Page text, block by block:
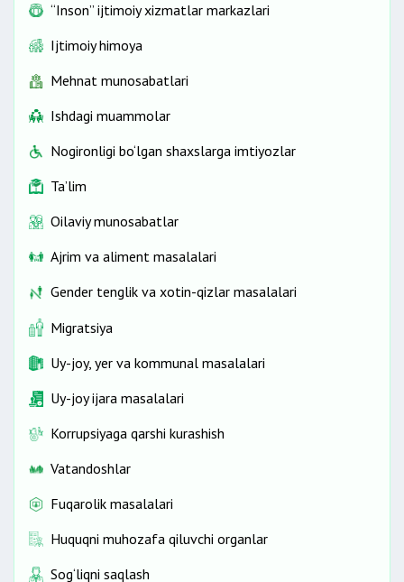
“Inson” ijtimoiy xizmatlar markazlari
Ijtimoiy himoya
Mehnat munosabatlari
Ishdagi muammolar
Nogironligi bo‘lgan shaxslarga imtiyozlar
Ta’lim
Oilaviy munosabatlar
Ajrim va aliment masalalari
Gender tenglik va xotin-qizlar masalalari
Migratsiya
Uy-joy, yer va kommunal masalalari
Uy-joy ijara masalalari
Korrupsiyaga qarshi kurashish
Vatandoshlar
Fuqarolik masalalari
Huquqni muhozafa qiluvchi organlar
Sog‘liqni saqlash